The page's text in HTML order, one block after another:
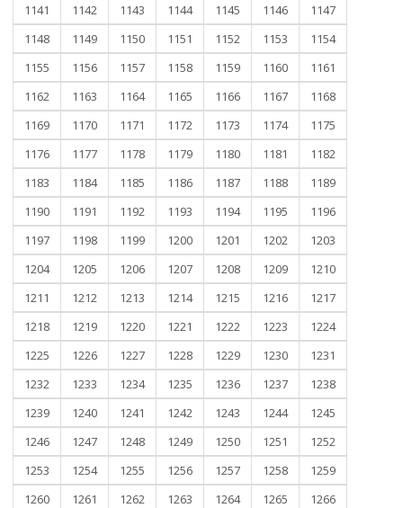
1141
1142 1143 1144 1145 1146
1147
1148
1149 1150 1151 1152 1153
1154
1155
1156 1157 1158 1159 1160
1161
1162
1163 1164 1165 1166 1167
1168
1169
1170 1171 1172 1173 1174
1175
1176
1177 1178 1179 1180 1181
1182
1183
1184 1185 1186 1187 1188
1189
1190
1191 1192 1193 1194 1195
1196
1197
1198 1199 1200 1201 1202
1203
1204
1205 1206 1207 1208 1209
1210
1211
1212 1213 1214 1215 1216
1217
1218
1219 1220 1221 1222 1223
1224
1225
1226 1227 1228 1229 1230
1231
1232
1233 1234 1235 1236 1237
1238
1239
1240 1241 1242 1243 1244
1245
1246
1247 1248 1249 1250 1251
1252
1253
1254 1255 1256 1257 1258
1259
1260
1261 1262 1263 1264 1265
1266